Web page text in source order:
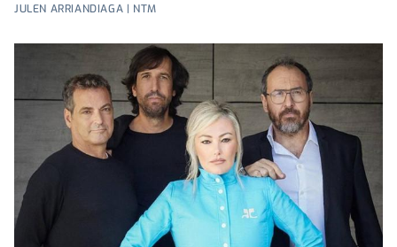
JULEN ARRIANDIAGA | NTM